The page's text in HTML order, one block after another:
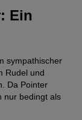
5
(4
Stark
ausgeprägt
5
Pfoten)
ausgeprägt
(1
von
Sehr
stark
ausgeprägt
Sehr
Ein
sympathischer
Rudel und
Da Pointer
nur bedingt als